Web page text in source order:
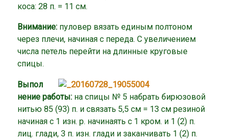
коса: 28 п. = 11 см.
Внимание: пуловер вязать единым полтоном
через плечи, начиная с переда. С увеличением
числа петель перейти на длинные круговые
спицы.
Выпол
нение работы: на спицы № 5 набрать бирюзовой
нитью 85 (93) п. и связать 5,5 см = 13 см резиной
начиная с 1 изн. р. начинаять с 1 кром. и 1 (2) п.
лиц. глади, 3 п. изн. глади и заканчивать 1 (2) п.